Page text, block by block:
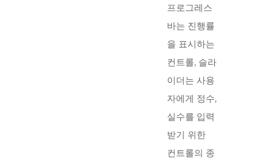
프로그레스
바는 진행률
을 표시하는
컨트롤, 슬라
이더는 사용
자에게 정수,
실수를 입력
받기 위한
컨트롤의 종